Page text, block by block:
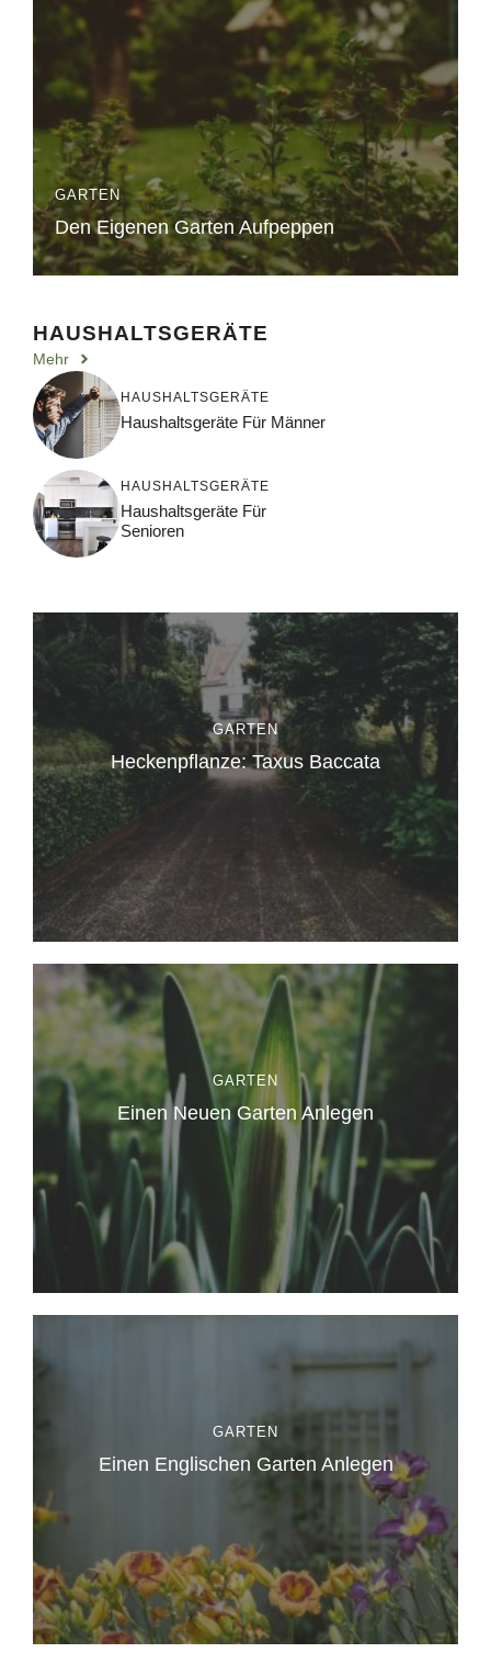
GARTEN
Den Eigenen Garten Aufpeppen
HAUSHALTSGERÄTE
Mehr
HAUSHALTSGERÄTE
Haushaltsgeräte Für Männer
HAUSHALTSGERÄTE
Haushaltsgeräte Für
Senioren
GARTEN
Heckenpflanze: Taxus Baccata
GARTEN
Einen Neuen Garten Anlegen
GARTEN
Einen Englischen Garten Anlegen